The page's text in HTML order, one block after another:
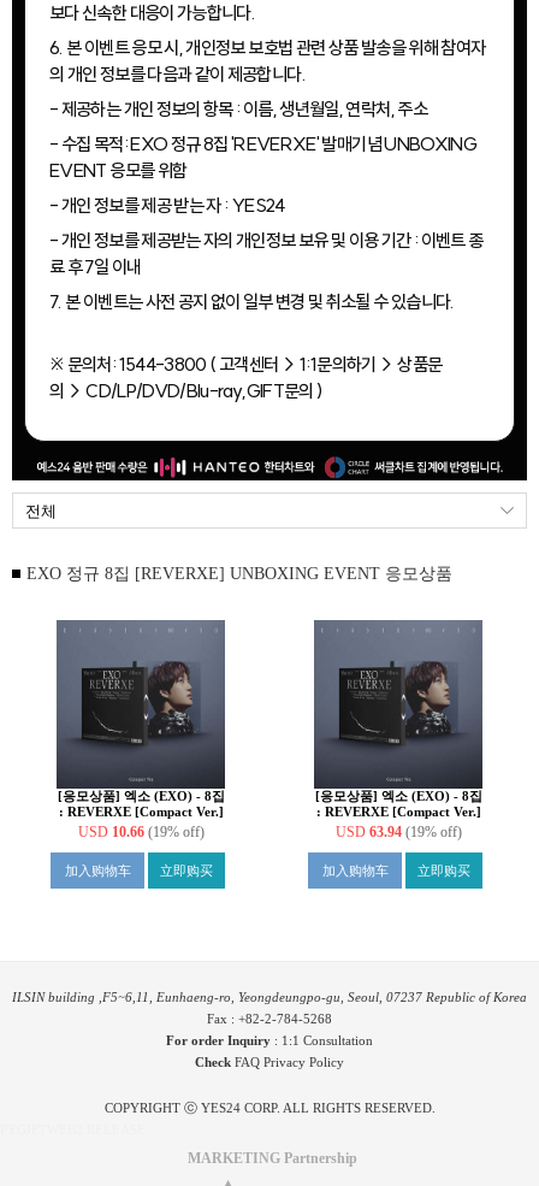
보다 신속한 대응이 가능합니다.
6. 본 이벤트 응모 시, 개인정보 보호법 관련 상품 발송을 위해 참여자
의 개인 정보를 다음과 같이 제공합니다.
- 제공하는 개인 정보의 항목 : 이름, 생년월일, 연락처, 주소
- 수집 목적: EXO 정규 8집 'REVERXE' 발매기념 UNBOXING
EVENT 응모를 위함
- 개인 정보를 제공 받는 자 : YES24
- 개인 정보를 제공받는 자의 개인정보 보유 및 이용 기간 : 이벤트 종
료 후 7일 이내
7. 본 이벤트는 사전 공지 없이 일부 변경 및 취소될 수 있습니다.
※ 문의처: 1544-3800 ( 고객센터 > 1:1문의하기 > 상품문
의 > CD/LP/DVD/Blu-ray,GIFT문의 )
EXO 정규 8집 [REVERXE] UNBOXING EVENT 응모상품
[응모상품] 엑소 (EXO) - 8집
: REVERXE [Compact Ver.]
[6종 중 1종 랜덤발송]
USD 10.66 (19% off)
加入购物车 立即购买
[응모상품] 엑소 (EXO) - 8집
: REVERXE [Compact Ver.]
[6종 SET]
USD 63.94 (19% off)
加入购物车 立即购买
ILSIN building ,F5~6,11, Eunhaeng-ro, Yeongdeungpo-gu, Seoul, 07237 Republic of Korea
Fax : +82-2-784-5268
For order Inquiry : 1:1 Consultation
Check FAQ Privacy Policy
COPYRIGHT ⓒ YES24 CORP. ALL RIGHTS RESERVED.
MARKETING Partnership